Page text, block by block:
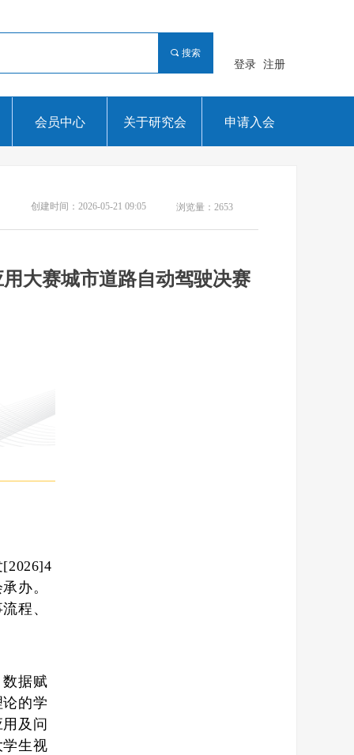
끠 搜索
登录 注册
会员中心 关于研究会 申请入会
大赛城市道路自动驾驶决赛
[2026]4
承办。
程、
据赋
的学
及问
生视
创建时间： 2026-05-21 09:05 浏览量： 2653